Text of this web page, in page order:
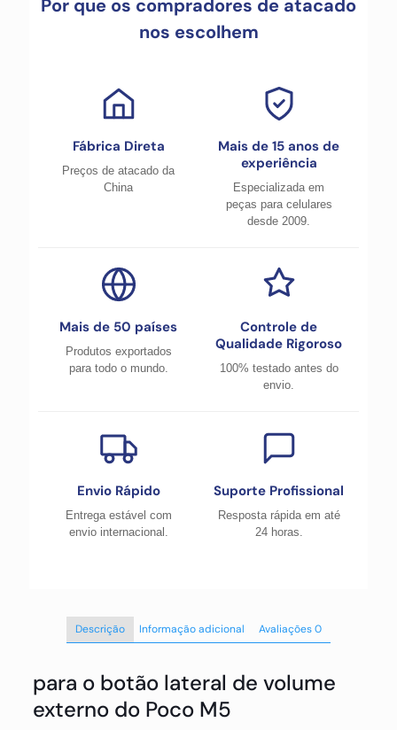
Por que os compradores de atacado
nos escolhem
Fábrica Direta
Preços de atacado da
China
Mais de 15 anos de
experiência
Especializada em
peças para celulares
desde 2009.
Mais de 50 países
Produtos exportados
para todo o mundo.
Controle de
Qualidade Rigoroso
100% testado antes do
envio.
Envio Rápido
Entrega estável com
envio internacional.
Suporte Profissional
Resposta rápida em até
24 horas.
Descrição Informação adicional Avaliações0
para o botão lateral de volume
externo do Poco M5